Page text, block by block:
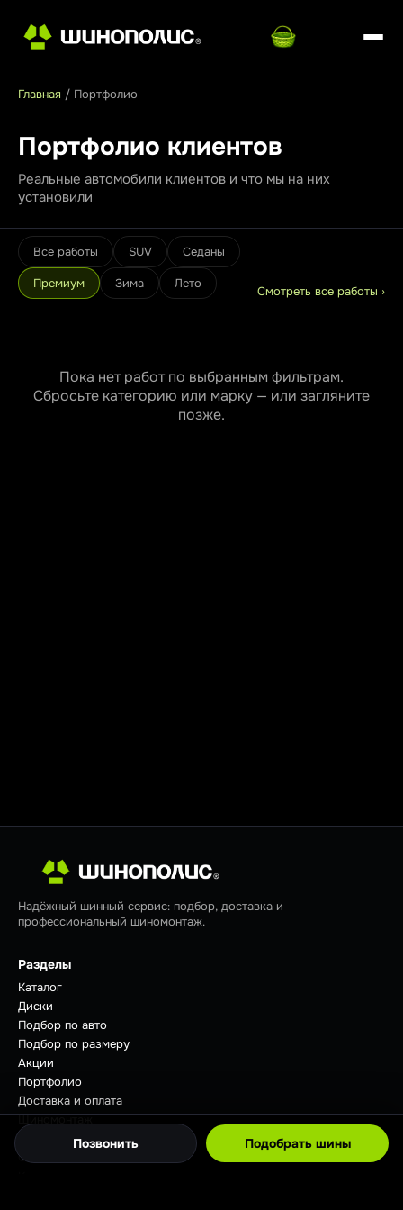
Главная / Портфолио
Портфолио клиентов
Реальные автомобили клиентов и что мы на них
установили
Все работы SUV Седаны
Премиум Зима Лето
Смотреть все работы ›
Пока нет работ по выбранным фильтрам.
Сбросьте категорию или марку — или загляните
позже.
Позвонить Подобрать шины
Надёжный шинный сервис: подбор, доставка и
профессиональный шиномонтаж.
Разделы
Каталог
Диски
Подбор по авто
Подбор по размеру
Акции
Портфолио
Доставка и оплата
Шиномонтаж
Советы